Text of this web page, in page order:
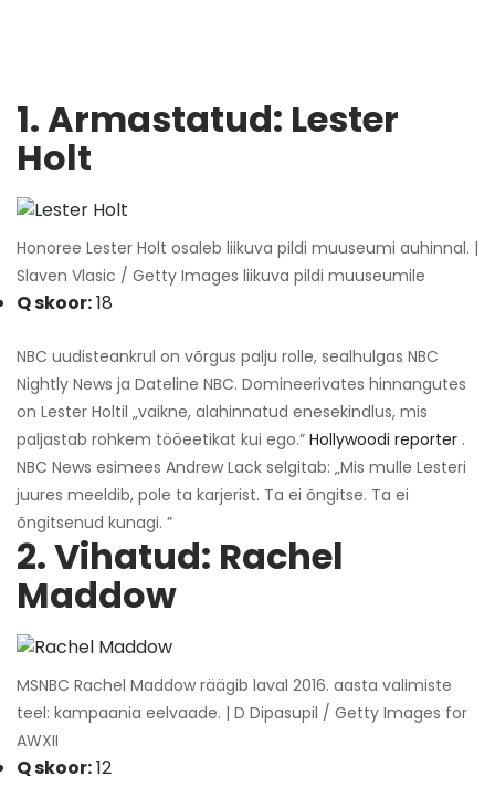
1. Armastatud: Lester
Holt
Honoree Lester Holt osaleb liikuva pildi muuseumi auhinnal. |
Slaven Vlasic / Getty Images liikuva pildi muuseumile
Q skoor:18
NBC uudisteankrul on võrgus palju rolle, sealhulgas NBC
Nightly News ja Dateline NBC. Domineerivates hinnangutes
on Lester Holtil „vaikne, alahinnatud enesekindlus, mis
paljastab rohkem tööeetikat kui ego.” Hollywoodi reporter .
NBC News esimees Andrew Lack selgitab: „Mis mulle Lesteri
juures meeldib, pole ta karjerist. Ta ei õngitse. Ta ei
õngitsenud kunagi. ”
2. Vihatud: Rachel
Maddow
MSNBC Rachel Maddow räägib laval 2016. aasta valimiste
teel: kampaania eelvaade. | D Dipasupil / Getty Images for
AWXII
Q skoor:12